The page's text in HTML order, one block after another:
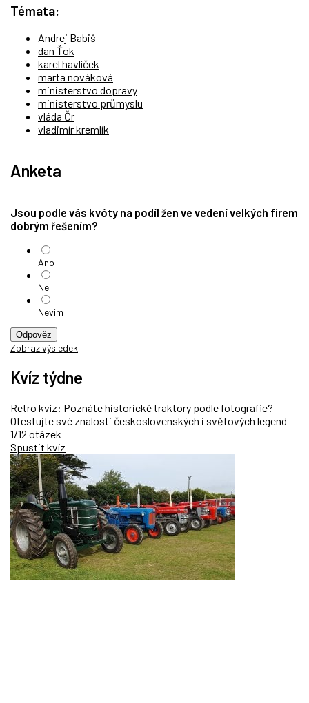
Témata:
Andrej Babiš
dan Ťok
karel havlíček
marta nováková
ministerstvo dopravy
ministerstvo průmyslu
vláda Čr
vladimír kremlík
Anketa
Jsou podle vás kvóty na podíl žen ve vedení velkých firem
dobrým řešením?
Ano
Ne
Nevím
Odpověz
Zobraz výsledek
Kvíz týdne
Retro kvíz: Poznáte historické traktory podle fotografie?
Otestujte své znalosti československých i světových legend
1/12 otázek
Spustit kvíz